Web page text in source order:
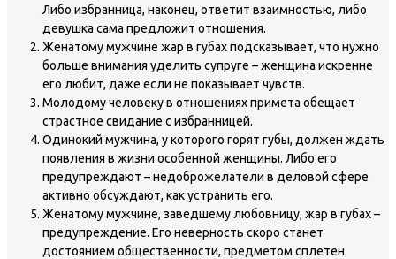
Либо избранница, наконец, ответит взаимностью, либо
девушка сама предложит отношения.
Женатому мужчине жар в губах подсказывает, что нужно
больше внимания уделить супруге – женщина искренне
его любит, даже если не показывает чувств.
Молодому человеку в отношениях примета обещает
страстное свидание с избранницей.
Одинокий мужчина, у которого горят губы, должен ждать
появления в жизни особенной женщины. Либо его
предупреждают – недоброжелатели в деловой сфере
активно обсуждают, как устранить его.
Женатому мужчине, заведшему любовницу, жар в губах –
предупреждение. Его неверность скоро станет
достоянием общественности, предметом сплетен.